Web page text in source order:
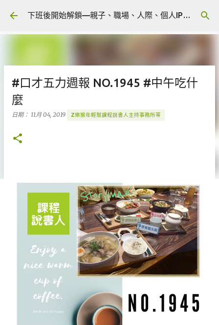
跳到主要內容 下班後開始解鎖—親子、職場、人際、個人IP 🎧 Podcast
#口才五力週報 NO.1945 #中午吃什
麼
日期： 11月 04, 2019 Z樂猴年輕幫課程說書人主持事務所等